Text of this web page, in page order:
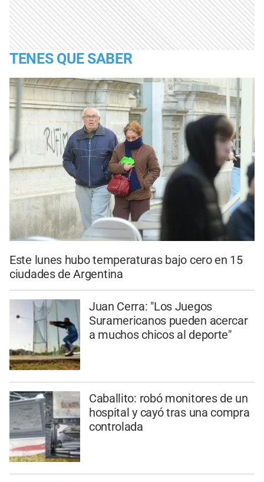
TENES QUE SABER
Este lunes hubo temperaturas bajo cero en 15
ciudades de Argentina
Juan Cerra: "Los Juegos
Suramericanos pueden acercar
a muchos chicos al deporte"
Caballito: robó monitores de un
hospital y cayó tras una compra
controlada